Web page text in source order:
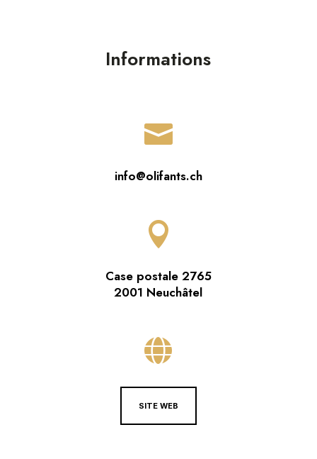
Informations

info@olifants.ch

Case postale 2765
2001 Neuchâtel

SITE WEB